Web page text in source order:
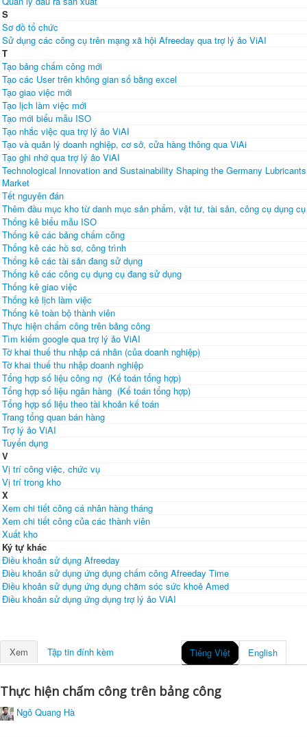
S
Sơ đồ tổ chức
Sử dụng các công cụ trên mạng xã hội Afreeday qua trợ lý ảo ViAI
T
Tạo bảng chấm công mới
Tạo các User trên không gian số bằng excel
Tạo giao việc mới
Tạo lịch làm việc mới
Tạo mới biểu mẫu ISO
Tạo nhắc việc qua trợ lý ảo ViAI
Tạo và quản lý doanh nghiệp, cơ sở, cửa hàng thông qua ViAi
Tạo ghi nhớ qua trợ lý ảo ViAI
Technological Innovation and Sustainability Shaping the Germany Lubricants
Market
Tết nguyên đán
Thêm đầu mục kho từ danh mục sản phẩm, vật tư, tài sản, công cụ dụng cụ
Thống kê biểu mẫu ISO
Thống kê các bảng chấm công
Thống kê các hồ sơ, công trình
Thống kê các tài sản đang sử dụng
Thống kê các công cụ dụng cụ đang sử dụng
Thống kê giao việc
Thống kê lịch làm việc
Thống kê toàn bộ thành viên
Thực hiện chấm công trên bảng công
Tìm kiếm google qua trợ lý ảo ViAI
Tờ khai thuế thu nhập cá nhân (của doanh nghiệp)
Tờ khai thuế thu nhập doanh nghiệp
Tổng hợp số liệu công nợ (Kế toán tổng hợp)
Tổng hợp số liệu ngân hàng (Kế toán tổng hợp)
Tổng hợp số liệu theo tài khoản kế toán
Trang tổng quan bán hàng
Trợ lý ảo ViAI
Tuyển dụng
V
Vị trí công việc, chức vụ
Vị trí trong kho
X
Xem chi tiết công cá nhân hàng tháng
Xem chi tiết công của các thành viên
Xuất kho
Ký tự khác
Điều khoản sử dụng Afreeday
Điều khoản sử dụng ứng dụng chấm công Afreeday Time
Điều khoản sử dụng ứng dụng chăm sóc sức khoẻ Amed
Điều khoản sử dụng ứng dụng trợ lý ảo ViAI
Xem Tập tin đính kèm English
Tiếng Việt
Thực hiện chấm công trên bảng công
Ngô Quang Hà